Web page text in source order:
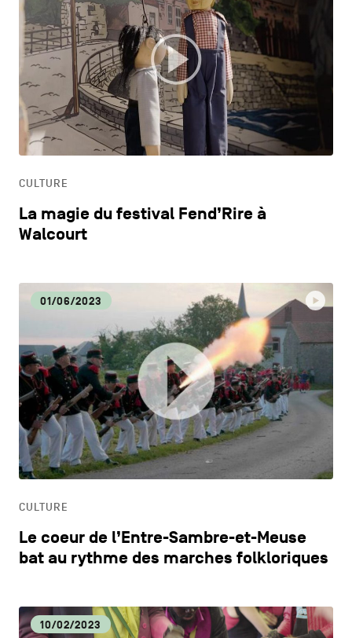
CULTURE
La magie du festival Fend’Rire à
Walcourt
01/06/2023
CULTURE
Le coeur de l’Entre-Sambre-et-Meuse
bat au rythme des marches folkloriques
10/02/2023